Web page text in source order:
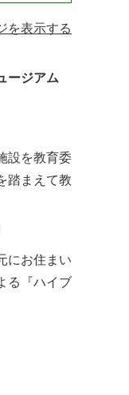
を表示する
ージアム
設を教育委
踏まえて教
にお住まい
る『ハイブ